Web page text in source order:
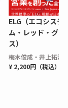
ELG（エコシステ
ム・レッド・グロ
ス）
梅木俊成・井上拓海
¥ 2,200円（税込）